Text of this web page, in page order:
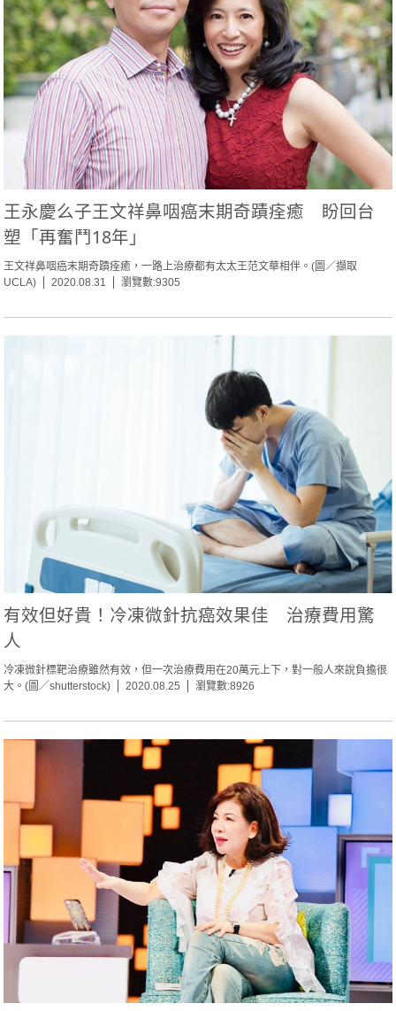
王永慶么子王文祥鼻咽癌末期奇蹟痊癒 盼回台
塑「再奮鬥18年」
王文祥鼻咽癌末期奇蹟痊癒，一路上治療都有太太王范文華相伴。(圖／擷取
UCLA)
2020.08.31 瀏覽數:9305
有效但好貴！冷凍微針抗癌效果佳 治療費用驚
人
冷凍微針標靶治療雖然有效，但一次治療費用在20萬元上下，對一般人來說負擔很
大。(圖／shutterstock)
2020.08.25 瀏覽數:8926